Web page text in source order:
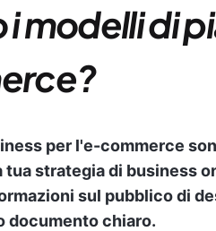
i modelli di
per l'e-commerce
tua strategia di business
sul pubblico di
documento chiaro.